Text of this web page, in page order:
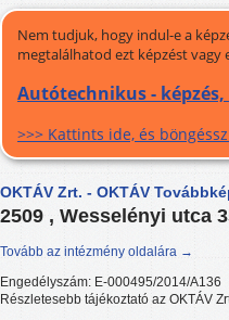
Nem tudjuk, hogy indul-e a
megtalálhatod ezt képzést vagy
Autótechnikus -
>>> Kattints ide, és
OKTÁV Zrt. - OKTÁV
2509 , Wesselényi utca
Tovább az intézmény oldalára →
Engedélyszám: E-000495/2014/A136
Részletesebb tájékoztató az OKTÁV